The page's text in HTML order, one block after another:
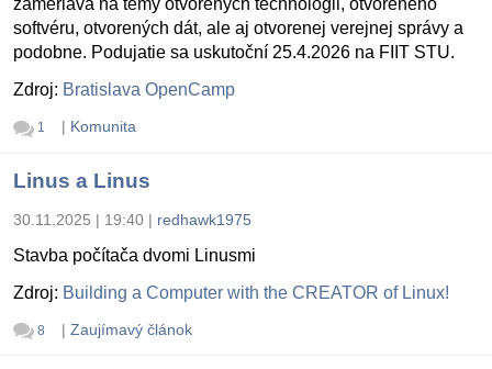
zameriava na témy otvorených technológii, otvoreného
softvéru, otvorených dát, ale aj otvorenej verejnej správy a
podobne. Podujatie sa uskutoční 25.4.2026 na FIIT STU.
Zdroj: Bratislava OpenCamp
1 | Komunita
Linus a Linus
30.11.2025 | 19:40 | redhawk1975
Stavba počítača dvomi Linusmi
Zdroj: Building a Computer with the CREATOR of Linux!
8 | Zaujímavý článok